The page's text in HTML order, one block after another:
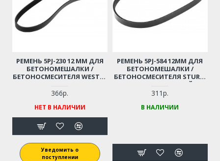
РЕМЕНЬ 5PJ-230 12 ММ ДЛЯ
БЕТОНОМЕШАЛКИ /
БЕТОНОСМЕСИТЕЛЯ WESTER
(РЕЗИНОВЫЙ)
366р.
НЕТ В НАЛИЧИИ
Уведомить о
поступлении
РЕМЕНЬ 5PJ-584 12ММ ДЛЯ
БЕТОНОМЕШАЛКИ /
БЕТОНОСМЕСИТЕЛЯ STURM
(ПОЛИУРЕТАНОВЫЙ)
311р.
В НАЛИЧИИ